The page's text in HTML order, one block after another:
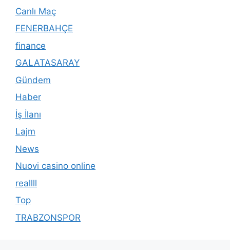
Canlı Maç
FENERBAHÇE
finance
GALATASARAY
Gündem
Haber
İş İlanı
Lajm
News
Nuovi casino online
reallll
Top
TRABZONSPOR